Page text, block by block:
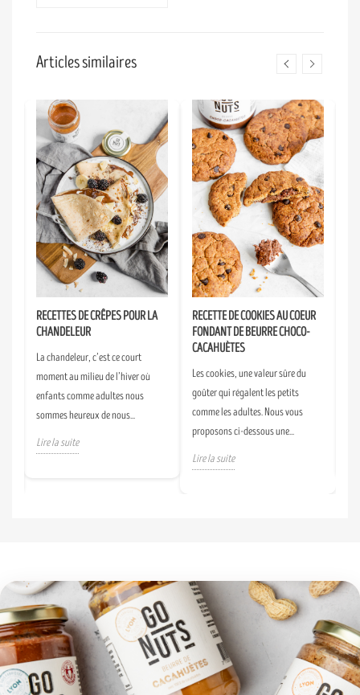
Articles similaires
RECETTES DE CRÊPES POUR LA
CHANDELEUR
La chandeleur, c’est ce court
moment au milieu de l’hiver où
enfants comme adultes nous
sommes heureux de nous...
Lire la suite
RECETTE DE COOKIES AU COEUR
FONDANT DE BEURRE CHOCO-
CACAHUÈTES
Les cookies, une valeur sûre du
goûter qui régalent les petits
comme les adultes. Nous vous
proposons ci-dessous une...
Lire la suite